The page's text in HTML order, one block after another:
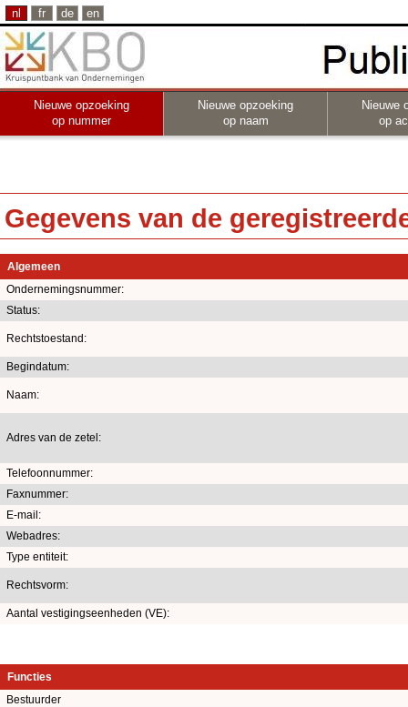
nl fr de en
Nieuwe opzoeking
op nummer
Nieuwe opzoeking
op naam
Nieuwe
op
Gegevens van de
Algemeen
Ondernemingsnummer:
Status:
Rechtstoestand:
Begindatum:
Naam:
Adres van de zetel:
Telefoonnummer:
Faxnummer:
E-mail:
Webadres:
Type entiteit:
Rechtsvorm:
Aantal vestigingseenheden (VE):
Functies
Bestuurder